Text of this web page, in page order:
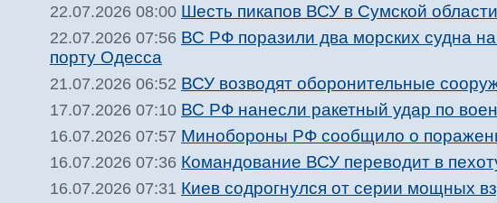
22.07.2026 08:00 Шесть пикапов ВСУ в Сумской
22.07.2026 07:56 ВС РФ поразили два морских судна
порту Одесса
21.07.2026 06:52 ВСУ возводят оборонительные
17.07.2026 07:10 ВС РФ нанесли ракетный удар по
16.07.2026 07:57 Минобороны РФ сообщило о
16.07.2026 07:36 Командование ВСУ переводит в
16.07.2026 07:31 Киев содрогнулся от серии мощных